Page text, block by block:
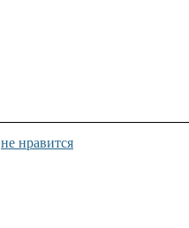
не нравится